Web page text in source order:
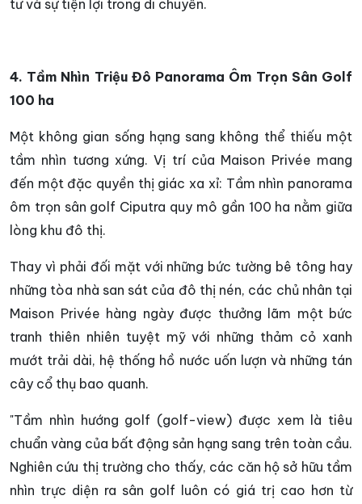
tư và sự tiện lợi trong di chuyển.
4. Tầm Nhìn Triệu Đô Panorama Ôm Trọn Sân Golf
100 ha
Một không gian sống hạng sang không thể thiếu một
tầm nhìn tương xứng. Vị trí của Maison Privée mang
đến một đặc quyền thị giác xa xỉ: Tầm nhìn panorama
ôm trọn sân golf Ciputra quy mô gần 100 ha nằm giữa
lòng khu đô thị.
Thay vì phải đối mặt với những bức tường bê tông hay
những tòa nhà san sát của đô thị nén, các chủ nhân tại
Maison Privée hàng ngày được thưởng lãm một bức
tranh thiên nhiên tuyệt mỹ với những thảm cỏ xanh
mướt trải dài, hệ thống hồ nước uốn lượn và những tán
cây cổ thụ bao quanh.
"Tầm nhìn hướng golf (golf-view) được xem là tiêu
chuẩn vàng của bất động sản hạng sang trên toàn cầu.
Nghiên cứu thị trường cho thấy, các căn hộ sở hữu tầm
nhìn trực diện ra sân golf luôn có giá trị cao hơn từ